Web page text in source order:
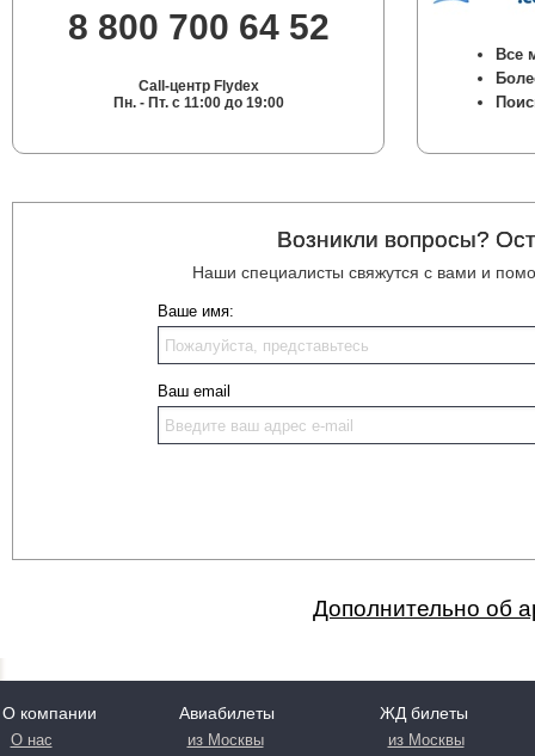
8 800 700 64 52
Call-центр Flydex
Пн. - Пт. с 11:00 до 19:00
Все
Возникли вопросы?
Наши специалисты свяжутся с вами и
Ваше имя:
Ваш email
Дополнительно об
О компании
О нас
Авиабилеты
из Москвы
ЖД билеты
из Москвы